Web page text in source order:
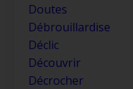
Doutes
Débrouillardise
Déclic
Découvrir
Décrocher